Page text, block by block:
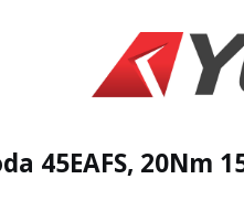
45EAFS, 20Nm